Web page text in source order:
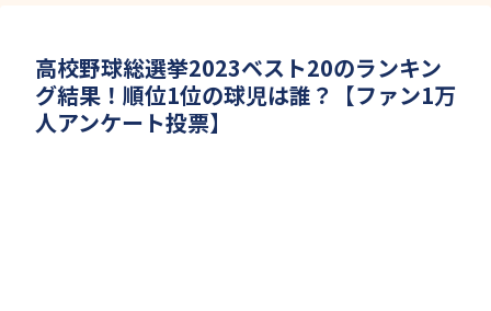
高校野球総選挙2023ベスト20のランキン
グ結果！順位1位の球児は誰？【ファン1万
人アンケート投票】